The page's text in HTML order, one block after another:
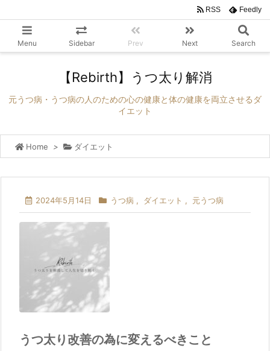
Menu Sidebar Prev Next Search
RSS Feedly
【Rebirth】うつ太り解消
元うつ病・うつ病の人のための心の健康と体の健康を両立させるダ
イエット
Home > ダイエット
2024年5月14日 うつ病 , ダイエット , 元うつ病
うつ太り改善の為に変えるべきこと